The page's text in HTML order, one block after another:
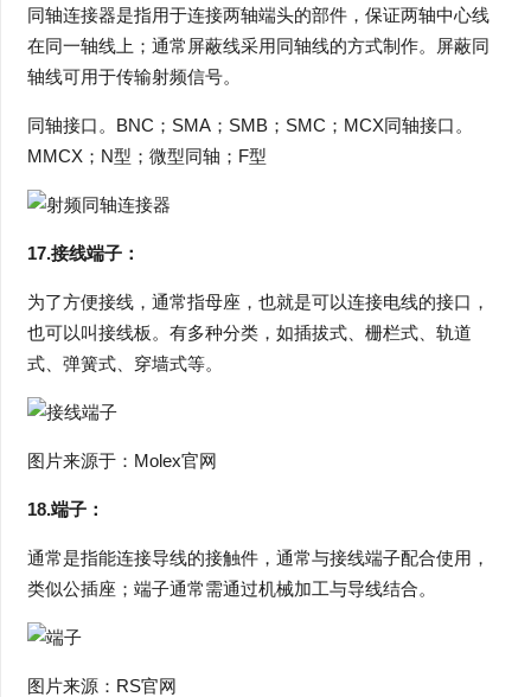
同轴连接器是指用于连接两轴端头的部件，保证两轴中心线
在同一轴线上；通常屏蔽线采用同轴线的方式制作。屏蔽同
轴线可用于传输射频信号。
同轴接口。BNC；SMA；SMB；SMC；MCX同轴接口。
MMCX；N型；微型同轴；F型
17.接线端子：
为了方便接线，通常指母座，也就是可以连接电线的接口，
也可以叫接线板。有多种分类，如插拔式、栅栏式、轨道
式、弹簧式、穿墙式等。
图片来源于：Molex官网
18.端子：
通常是指能连接导线的接触件，通常与接线端子配合使用，
类似公插座；端子通常需通过机械加工与导线结合。
图片来源：RS官网